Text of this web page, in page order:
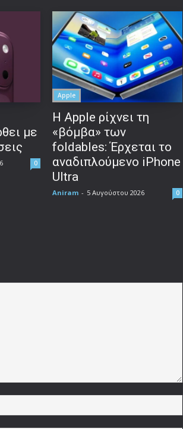
με
0
Apple
Η Apple ρίχνει τη
«βόμβα» των
foldables: Έρχεται το
αναδιπλούμενο iPhone
Ultra
Aniram - 5 Αυγούστου 2026 0